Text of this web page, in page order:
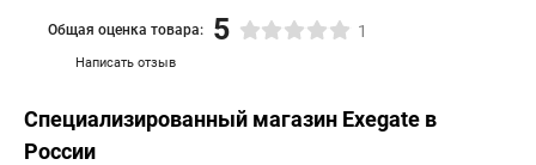
Написать отзыв
Общая оценка товара: 5 1
Специализированный магазин Exegate в
России